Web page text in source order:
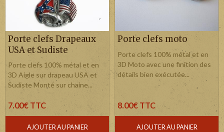
Porte clefs Drapeaux
USA et Sudiste
Porte clefs 100% métal et en
3D Aigle sur drapeau USA et
Sudiste Monté sur chaine...
7.00€ TTC
AJOUTER AU PANIER
Porte clefs moto
Porte clefs 100% métal et en
3D Moto avec une finition des
détails bien exécutée...
8.00€ TTC
AJOUTER AU PANIER